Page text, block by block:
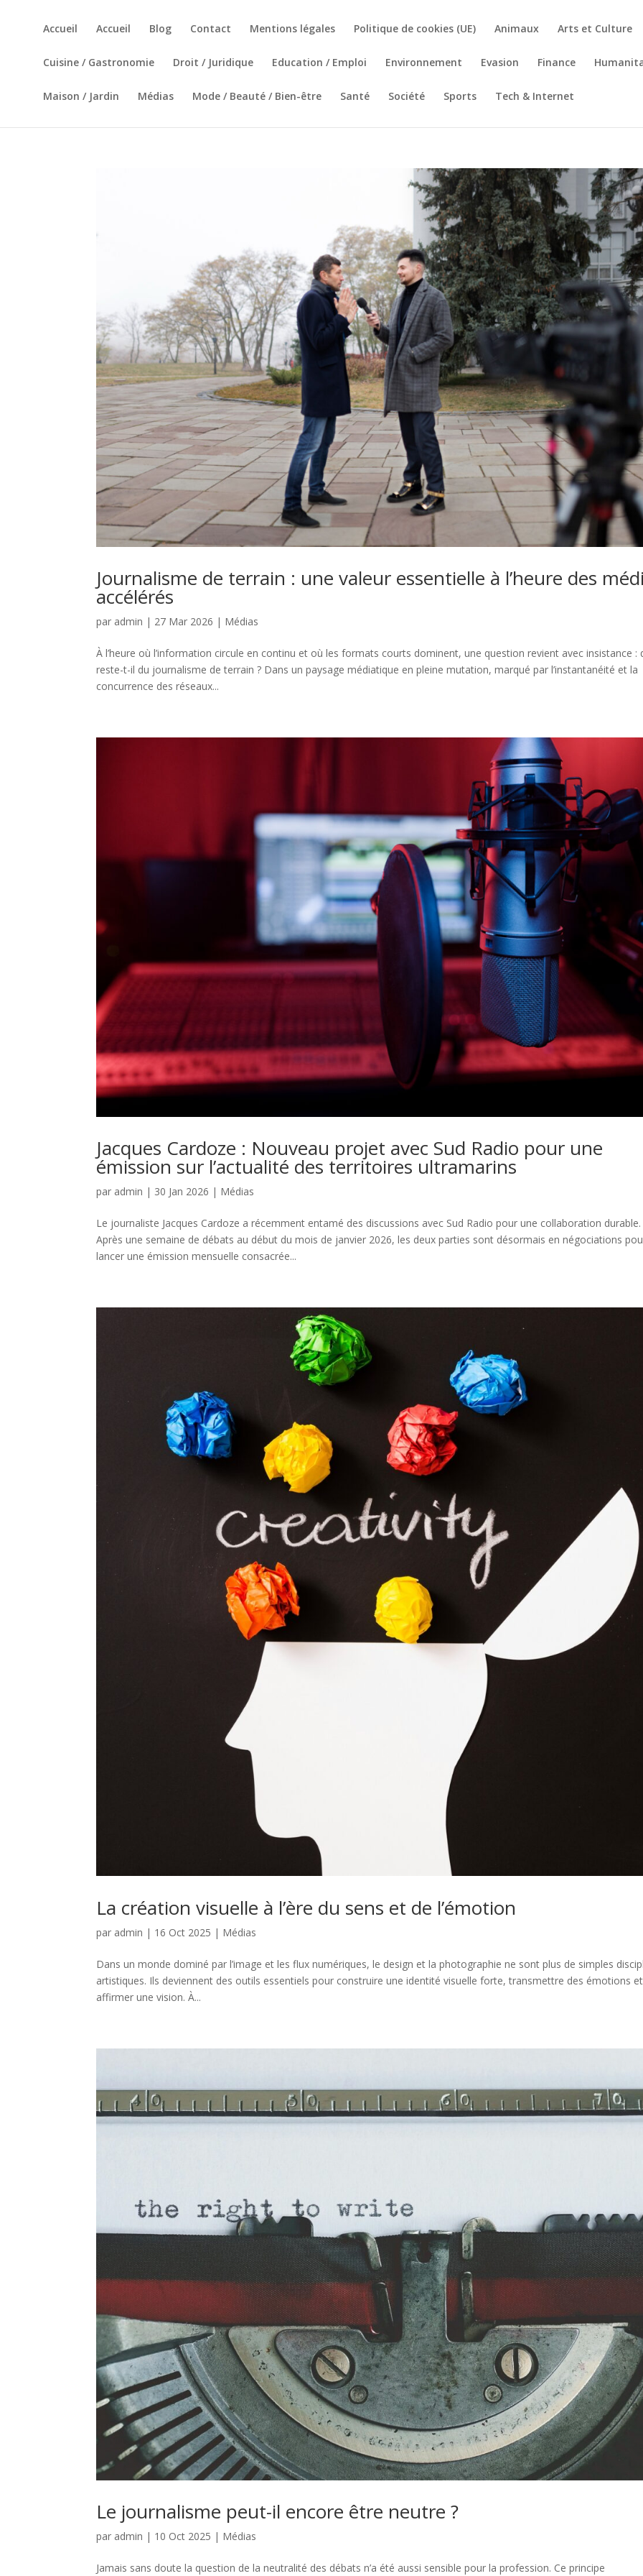
Accueil Accueil Blog Contact Mentions légales Politique de cookies (UE) Animaux Arts et Culture
Cuisine / Gastronomie Droit / Juridique Education / Emploi Environnement Evasion Finance
Maison / Jardin Médias Mode / Beauté / Bien-être Santé Société Sports Tech & Internet
Journalisme de terrain : une valeur essentielle à l’heure des
accélérés
par admin | 27 Mar 2026 | Médias
À l’heure où l’information circule en continu et où les formats courts dominent, une question revient avec insistance :
reste-t-il du journalisme de terrain ? Dans un paysage médiatique en pleine mutation, marqué par l’instantanéité et la
concurrence des réseaux...
Jacques Cardoze : Nouveau projet avec Sud Radio pour une
émission sur l’actualité des territoires ultramarins
par admin | 30 Jan 2026 | Médias
Le journaliste Jacques Cardoze a récemment entamé des discussions avec Sud Radio pour une collaboration durable.
Après une semaine de débats au début du mois de janvier 2026, les deux parties sont désormais en négociations
lancer une émission mensuelle consacrée...
La création visuelle à l’ère du sens et de l’émotion
par admin | 16 Oct 2025 | Médias
Dans un monde dominé par l’image et les flux numériques, le design et la photographie ne sont plus de simples
artistiques. Ils deviennent des outils essentiels pour construire une identité visuelle forte, transmettre des émotions et
affirmer une vision. À...
Le journalisme peut-il encore être neutre ?
par admin | 10 Oct 2025 | Médias
Jamais sans doute la question de la neutralité des débats n’a été aussi sensible pour la profession. Ce principe